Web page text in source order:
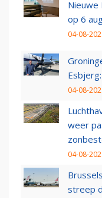
Nieuwe
op 6
04-08-
04-08-
weer
04-08-
streep